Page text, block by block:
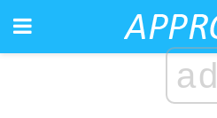
ad